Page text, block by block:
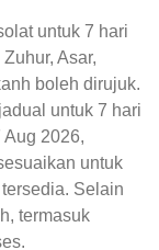
untuk 7 hari
Asar,
boleh dirujuk.
untuk 7 hari
2026,
untuk
Selain
termasuk